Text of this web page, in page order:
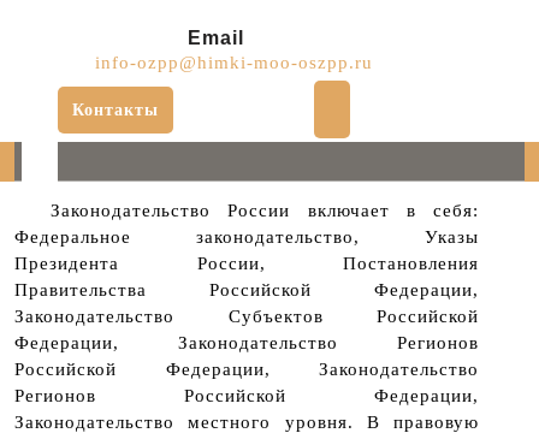
Email
info-ozpp@himki-moo-oszpp.ru
Контакты
Кнопка
Открыть
Законодательство России включает в себя:
Федеральное законодательство, Указы
Президента России, Постановления
Правительства Российской Федерации,
Законодательство Субъектов Российской
Федерации, Законодательство Регионов
Российской Федерации, Законодательство
Регионов Российской Федерации,
Законодательство местного уровня. В правовую